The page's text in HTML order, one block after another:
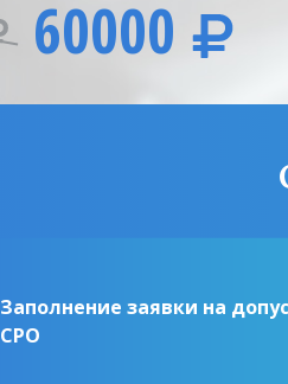
60000
Заполнение заявки на
СРО